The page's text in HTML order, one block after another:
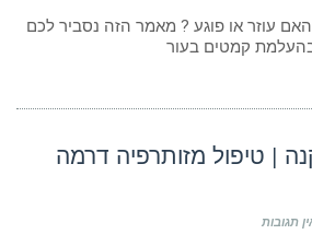
עוזר או פוגע ? מאמר הזה נסביר לכם
קמטים בעור
| טיפול מזותרפיה דרמה
תגובות